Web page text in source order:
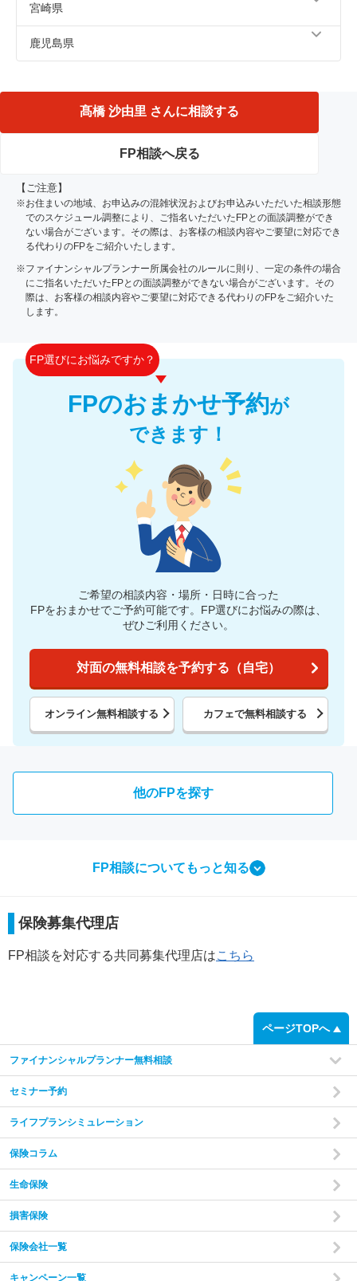
宮崎県
宮崎市、都城市、日南市、串間市、北諸県郡、小林市
鹿児島県
髙橋 沙由里 さんに相談する
FP相談へ戻る
【ご注意】
※お住まいの地域、お申込みの混雑状況およびお申込みいただいた相談形態
でのスケジュール調整により、ご指名いただいたFPとの面談調整ができ
ない場合がございます。その際は、お客様の相談内容やご要望に対応でき
る代わりのFPをご紹介いたします。
※ファイナンシャルプランナー所属会社のルールに則り、一定の条件の場合
にご指名いただいたFPとの面談調整ができない場合がございます。その
際は、お客様の相談内容やご要望に対応できる代わりのFPをご紹介いた
します。
FP選びにお悩みですか？
FPのおまかせ予約が
できます！
ご希望の相談内容・場所・日時に合った
FPをおまかせでご予約可能です。 FP選びにお悩みの際は、
ぜひご利用ください。
対面の無料相談を予約する（自宅）
オンライン無料相談する カフェで無料相談する
他のFPを探す
FP相談についてもっと知る
相談ってなにをするの？
FP相談で行う3つのこと
あなたやご家族の状況やご希望をお伺いいたします。
の収入・支出・貯蓄の状況から、家計のバランスを把握し
た上で診断を行います。
step
2
保険募集代理店
FP相談を対応する共同募集代理店はこちら
ページTOPへ
ファイナンシャルプランナー無料相談
セミナー予約
ライフプランシミュレーション
保険コラム
生命保険
損害保険
保険会社一覧
キャンペーン一覧